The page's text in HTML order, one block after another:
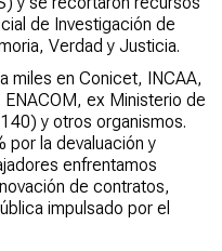
de Investigación de
Verdad y Justicia.
miles en Conicet, INCAA,
ex Ministerio de
y otros organismos.
por la devaluación y
enfrentamos
de contratos,
impulsado por el